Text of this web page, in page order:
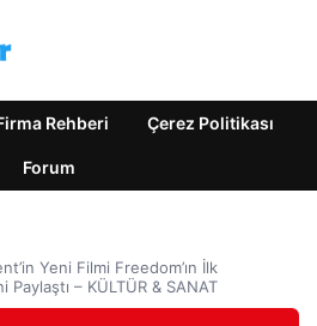
Rehberi Çerez Politikası
Forum
Yeni Filmi Freedom’ın İlk
– KÜLTÜR & SANAT